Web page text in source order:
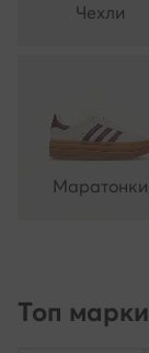
Чехли
Маратонки
Топ